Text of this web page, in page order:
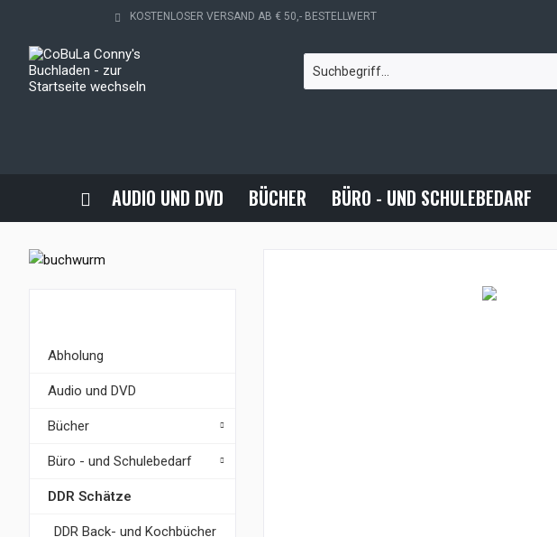
KOSTENLOSER VERSAND AB € 50,- BESTELLWERT
AUDIO UND DVD BÜCHER BÜRO - UND SCHULEBEDARF
Abholung
Audio und DVD
Bücher
Büro - und Schulebedarf
DDR Schätze
DDR Back- und Kochbücher